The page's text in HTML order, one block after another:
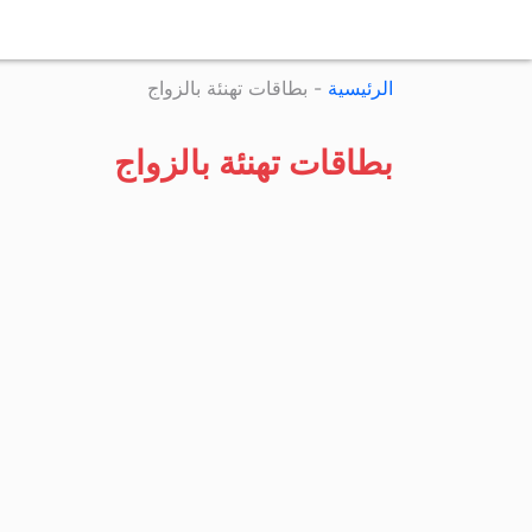
الرئيسية - بطاقات تهنئة بالزواج
بطاقات تهنئة بالزواج